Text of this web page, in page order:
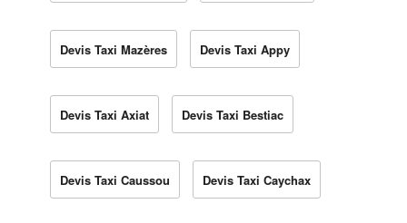
Devis Taxi Mazères Devis Taxi Appy
Devis Taxi Axiat Devis Taxi Bestiac
Devis Taxi Caussou Devis Taxi Caychax